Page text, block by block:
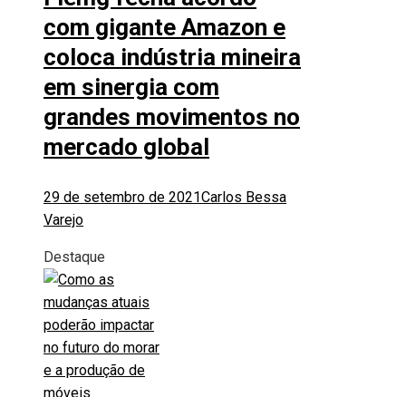
com gigante Amazon e
coloca indústria mineira
em sinergia com
grandes movimentos no
mercado global
29 de setembro de 2021Carlos Bessa
Varejo
Destaque